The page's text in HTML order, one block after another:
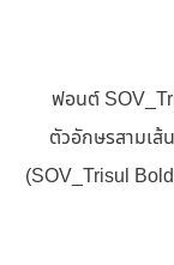
ฟอนต์
ตัวอักษรสามเส้
(SOV_Trisul